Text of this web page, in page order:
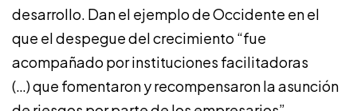
desarrollo. Dan el ejemplo de Occidente en el
que el despegue del crecimiento “fue
acompañado por instituciones facilitadoras
(…) que fomentaron y recompensaron la asunción